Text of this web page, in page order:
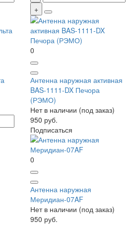
0
Антенна наружная активная
BAS-1111-DX Печора
(РЭМО)
Нет в наличии (под заказ)
950 руб.
Подписаться
0
Антенна наружная
Меридиан-07AF
Нет в наличии (под заказ)
950 руб.